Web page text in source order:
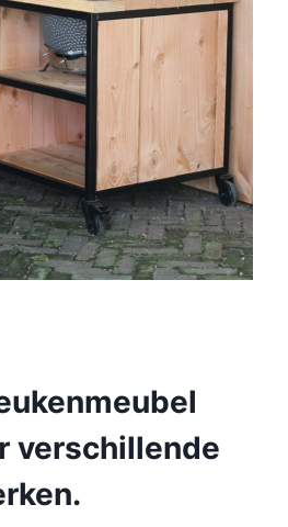
verschillende